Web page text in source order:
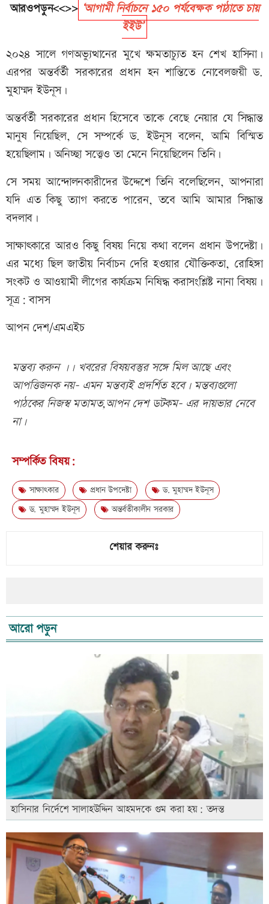
আরওপড়ুন<<>> ‘আগামী নির্বাচনে ১৫০ পর্যবেক্ষক পাঠাতে চায়
ইইউ’
২০২৪ সালে গণঅভ্যুত্থানের মুখে ক্ষমতাচ্যুত হন শেখ হাসিনা।
এরপর অন্তর্বর্তী সরকারের প্রধান হন শান্তিতে নোবেলজয়ী ড.
মুহাম্মদ ইউনূস।
অন্তর্বর্তী সরকারের প্রধান হিসেবে তাকে বেছে নেয়ার যে সিদ্ধান্ত
মানুষ নিয়েছিল, সে সম্পর্কে ড. ইউনূস বলেন, আমি বিস্মিত
হয়েছিলাম। অনিচ্ছা সত্ত্বেও তা মেনে নিয়েছিলেন তিনি।
সে সময় আন্দোলনকারীদের উদ্দেশে তিনি বলেছিলেন, আপনারা
যদি এত কিছু ত্যাগ করতে পারেন, তবে আমি আমার সিদ্ধান্ত
বদলাব।
সাক্ষাৎকারে আরও কিছু বিষয় নিয়ে কথা বলেন প্রধান উপদেষ্টা।
এর মধ্যে ছিল জাতীয় নির্বাচন দেরি হওয়ার যৌক্তিকতা, রোহিঙ্গা
সংকট ও আওয়ামী লীগের কার্যক্রম নিষিদ্ধ করাসংশ্লিষ্ট নানা বিষয়।
সূত্র: বাসস
আপন দেশ/এমএইচ
মন্তব্য করুন ।। খবরের বিষয়বস্তুর সঙ্গে মিল আছে এবং
আপত্তিজনক নয়- এমন মন্তব্যই প্রদর্শিত হবে। মন্তব্যগুলো
পাঠকের নিজস্ব মতামত,আপন দেশ ডটকম- এর দায়ভার নেবে
না।
সম্পর্কিত বিষয়:
সাক্ষাৎকার প্রধান উপদেষ্টা
ড. মুহাম্মদ ইউনূস
ড. মুহাম্মদ ইউনূস
অন্তর্বতীকালীন সরকার
শেয়ার করুনঃ
আরো পড়ুন
হাসিনার নির্দেশে সালাহউদ্দিন আহমদকে গুম করা হয়: তদন্ত